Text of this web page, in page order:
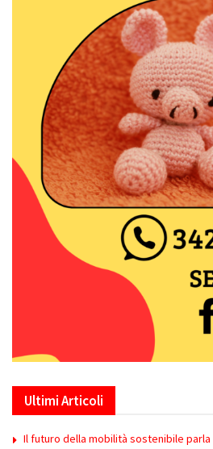
Ultimi Articoli
Il futuro della mobilità sostenibile parla